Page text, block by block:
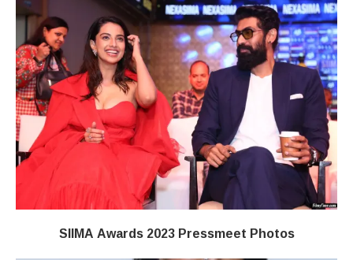
SIIMA Awards 2023 Pressmeet Photos